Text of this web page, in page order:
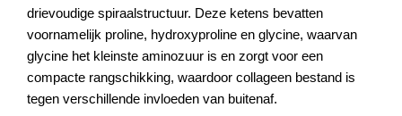
drievoudige spiraalstructuur. Deze ketens bevatten
voornamelijk proline, hydroxyproline en glycine, waarvan
glycine het kleinste aminozuur is en zorgt voor een
compacte rangschikking, waardoor collageen bestand is
tegen verschillende invloeden van buitenaf.